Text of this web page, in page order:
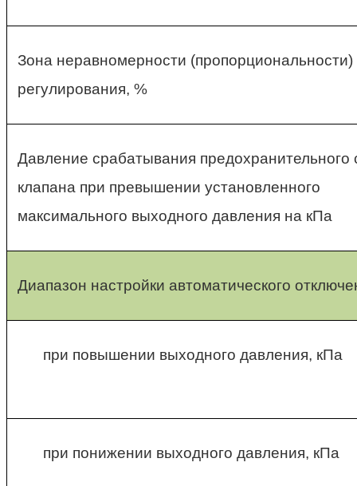
Зона неравномерности (пропорциональности)
регулирования, %
Давление срабатывания предохранительного
клапана при превышении установленного
максимального выходного давления на кПа
Диапазон настройки автоматического
при повышении выходного давления, кПа
при понижении выходного давления, кПа